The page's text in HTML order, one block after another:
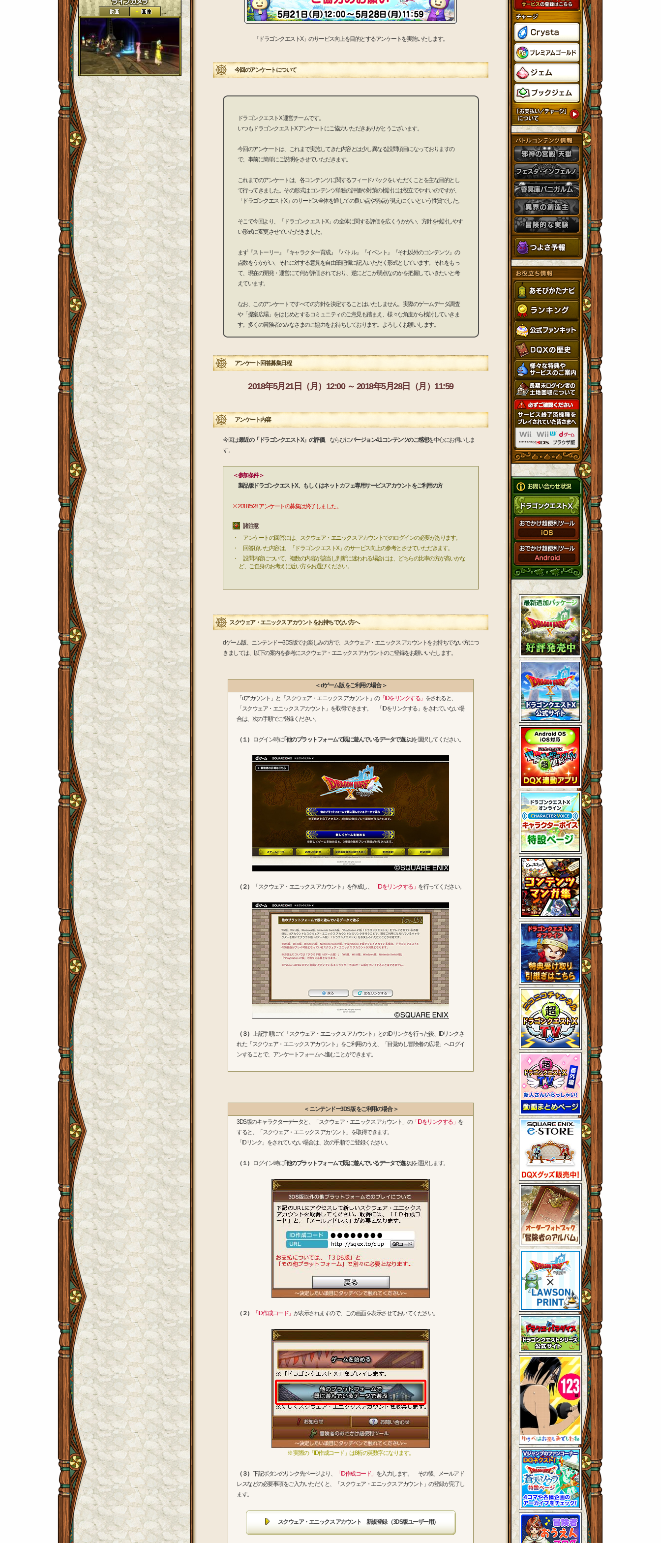
「ドラゴンクエストX」のサービス向上を目的とするアンケートを実施いたします。
今回のアンケートについて
ドラゴンクエストX 運営チームです。
いつもドラゴンクエストX アンケートにご協力いただきありがとうございます。
今回のアンケートは、これまで実施してきた内容とは少し異なる設問項目になっておりますの
で、事前に簡単にご説明をさせていただきます。
これまでのアンケートは、各コンテンツに関するフィードバックをいただくことを主な目的とし
て行ってきました。その形式はコンテンツ単独の評価や対策の検討には役立てやすいのですが、
「ドラゴンクエストX」のサービス全体を通しての良い点や弱点が見えにくいという性質でした。
そこで今回より、「ドラゴンクエストX」の全体に関する評価を広くうかがい、方針を検討しやす
い形式に変更させていただきました。
まず『ストーリー』『キャラクター育成』『バトル』『イベント』『それ以外のコンテンツ』の
点数をうかがい、それに対する意見を自由筆記欄に記入いただく形式としています。それをもっ
て、現在の開発・運営にて何が評価されており、逆にどこが弱点なのかを把握していきたいと考
えています。
なお、このアンケートですべての方針を決定することはいたしません。実際のゲームデータ調査
や「提案広場」をはじめとするコミュニティのご意見も踏まえ、様々な角度から検討していきま
す。多くの冒険者のみなさまのご協力をお待ちしております。よろしくお願いします。
アンケート回答募集日程
2018年5月21日（月）12:00 ～ 2018年5月28日（月）11:59
アンケート内容
今回は最近の「ドラゴンクエストX」の評価、ならびにバージョン4.1コンテンツのご感想を中心にお伺いしま
す。
＜参加条件＞
製品版ドラゴンクエストX、もしくはネットカフェ専用サービスアカウントをご利用の方
※ 2018/5/28 アンケートの募集は終了しました。
諸注意
・ アンケートの回答には、スクウェア・エニックス アカウントでのログインの必要があります。
・ 回答頂いた内容は、「ドラゴンクエストX」のサービス向上の参考とさせていただきます。
・ 設問内容について、複数の内容が該当し判断に迷われる場合には、どちらの比率の方が高いかな
ど、ご自身のお考えに近い方をお選びください。
スクウェア・エニックス アカウントをお持ちでない方へ
dゲーム版、ニンテンドー3DS版でお楽しみの方で、スクウェア・エニックス アカウントをお持ちでない方につ
きましては、以下の案内を参考にスクウェア・エニックス アカウントのご登録をお願いいたします。
＜ dゲーム版 をご利用の場合 ＞
「dアカウント」と「スクウェア・エニックス アカウント」の「IDをリンクする」 をされると、
「スクウェア・エニックス アカウント」を取得できます。 「IDをリンクする」をされていない場
合は、次の手順でご登録ください。
（１） ログイン時に｢他のプラットフォームで既に遊んでいるデータで遊ぶ｣を選択してください。
（２） 「スクウェア・エニックス アカウント」を作成し、 「IDをリンクする」 を行ってください。
（３） 上記手順にて「スクウェア・エニックス アカウント」とのIDリンクを行った後、IDリンクさ
れた「スクウェア・エニックス アカウント」をご利用のうえ、「目覚めし冒険者の広場」へログイ
ンすることで、アンケートフォームへ進むことができます。
＜ ニンテンドー3DS版 をご利用の場合 ＞
3DS版のキャラクターデータと、「スクウェア・エニックス アカウント」の「IDをリンクする」 を
すると、「スクウェア・エニックス アカウント」を取得できます。
「IDリンク」をされていない場合は、次の手順でご登録ください。
（１） ログイン時に｢他のプラットフォームで既に遊んでいるデータで遊ぶ｣を選択します。
（２） 「ID作成コード」 が表示されますので、この画面を表示させておいてください。
※ 実際の「ID作成コード」は8桁の英数字になります。
（３） 下記ボタンのリンク先ページより、 「ID作成コード」 を入力します。 その後、メールアド
レスなどの必要事項をご入力いただくと、「スクウェア・エニックス アカウント」の登録が完了し
ます。
スクウェア・エニックス アカウント 新規登録 （3DS版ユーザー用）